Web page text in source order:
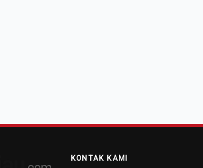
KONTAK KAMI